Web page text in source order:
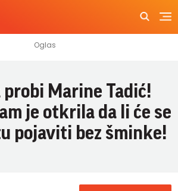
probi Marine Tadić!
je otkrila da li će se
pojaviti bez šminke!